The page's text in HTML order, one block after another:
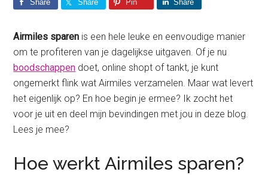
Share Share Pin Share
Airmiles sparen is een hele leuke en eenvoudige manier
om te profiteren van je dagelijkse uitgaven. Of je nu
boodschappen doet, online shopt of tankt, je kunt
ongemerkt flink wat Airmiles verzamelen. Maar wat levert
het eigenlijk op? En hoe begin je ermee? Ik zocht het
voor je uit en deel mijn bevindingen met jou in deze blog.
Lees je mee?
Hoe werkt Airmiles sparen?